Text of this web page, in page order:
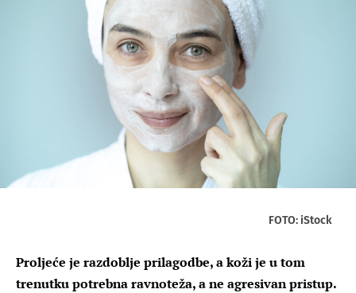
FOTO: iStock
Proljeće je razdoblje prilagodbe, a koži je u tom
trenutku potrebna ravnoteža, a ne agresivan pristup.